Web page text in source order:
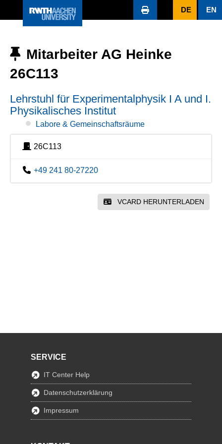
DE EN
Mitarbeiter AG Heinke
26C113
Lehrstuhl für Experimentalphysik I A und I.
Physikalisches Institut
Labore & Gemeinschaftsräume
26C113
+49 241 80-27220
VCARD HERUNTERLADEN
SERVICE
IT Center Help
Datenschutzerklärung
Impressum